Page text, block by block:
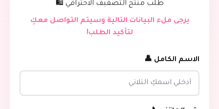
طلب منتج التصفيف الاحترافي 🛍️
يرجى ملء البيانات التالية وسيتم التواصل معكِ
لتأكيد الطلب!
الاسم الكامل 👤